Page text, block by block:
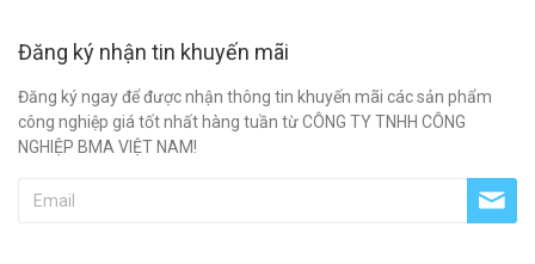
Đăng ký nhận tin khuyến mãi
Đăng ký ngay để được nhận thông tin khuyến mãi các sản phẩm
công nghiệp giá tốt nhất hàng tuần từ CÔNG TY TNHH CÔNG
NGHIỆP BMA VIỆT NAM!